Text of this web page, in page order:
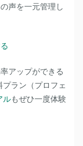
声を一元管理し
アップができる
ラン（プロフェ
ルもぜひ一度体験